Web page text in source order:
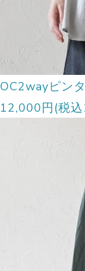
OC2wayピン
12,000円(税